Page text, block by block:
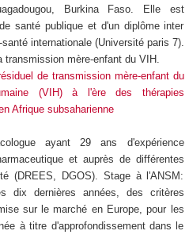
Burkina Faso. Elle est
santé publique et d'un diplôme inter
internationale (Université paris 7).
transmission mère-enfant du VIH.
de transmission mère-enfant du
(VIH) à l'ère des thérapies
Afrique subsaharienne
ayant 29 ans d'expérience
et auprès de différentes
(DREES, DGOS). Stage à l'ANSM:
dix dernières années, des critères
sur le marché en Europe, pour les
à titre d'approfondissement dans le